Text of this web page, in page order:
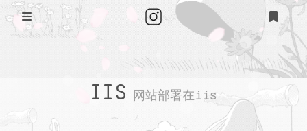
Steam
登录 注册
IIS 网站部署在iis